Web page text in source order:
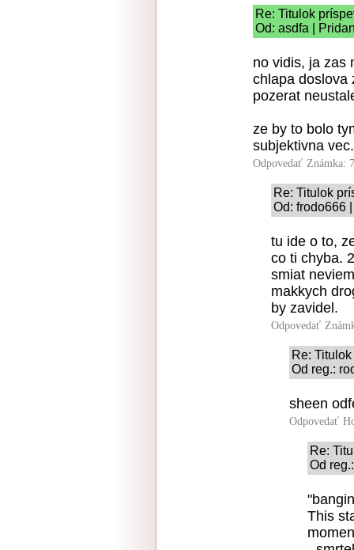
Re: Titulok
Od: asdfa |
no vidis, ja zas
chlapa doslova
pozerat
ze by to bolo
subjektivna
Odpovedať Známka:
Re: Titulok
Od: frodo666
tu ide o to,
co ti chyba.
smiat
makkych
by zavidel.
Odpovedať
Re:
Od reg.:
sheen
Odpovedať
Re:
Od
This